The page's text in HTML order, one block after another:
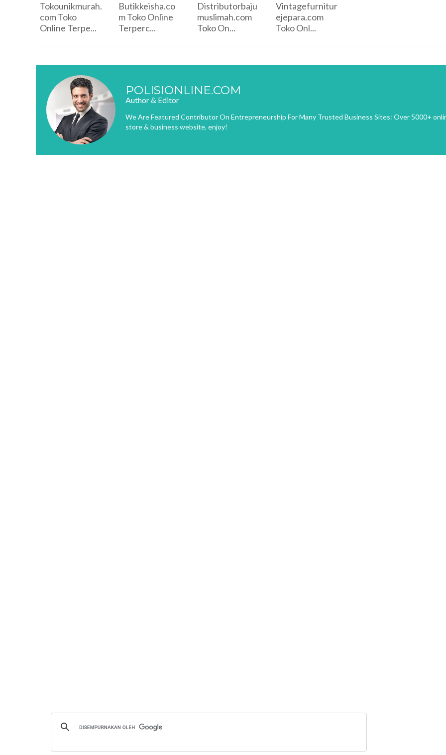
Tokounikmurah.
com Toko
Online Terpe...
Butikkeisha.co
m Toko Online
Terperc...
Distributorbaju
muslimah.com
Toko On...
Vintagefurnitur
ejepara.com
Toko Onl...
POLISIONLINE.COM
Author & Editor
We Are Featured Contributor On Entrepreneurship For Many Trusted Business Sites: Over 5000+
store & business website, enjoy!